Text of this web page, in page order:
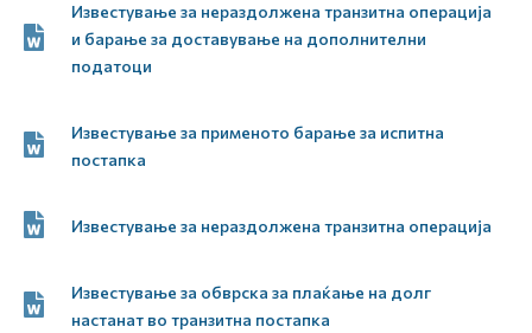
Известување за нераздолжена транзитна операција
и барање за доставување на дополнителни
податоци
Известување за применото барање за испитна
постапка
Известување за нераздолжена транзитна операција
Известување за обврска за плаќање на долг
настанат во транзитна постапка